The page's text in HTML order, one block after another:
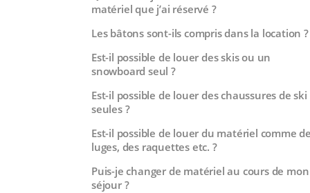
matériel que j’ai réservé ?
Les bâtons sont-ils compris dans la location ?
Est-il possible de louer des skis ou un
snowboard seul ?
Est-il possible de louer des chaussures de ski
seules ?
Est-il possible de louer du matériel comme
luges, des raquettes etc. ?
Puis-je changer de matériel au cours de mon
séjour ?